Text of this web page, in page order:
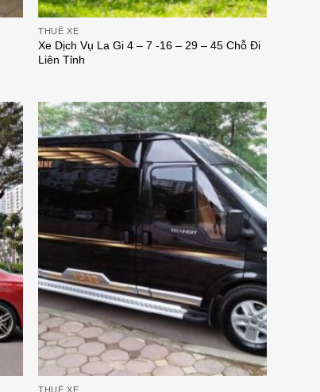
THUÊ XE
Xe Dịch Vụ La Gi 4 – 7 -16 – 29 – 45 Chỗ Đi
Liên Tỉnh
THUÊ XE